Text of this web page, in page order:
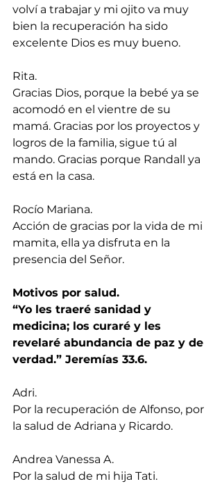
volví a trabajar y mi ojito va muy
bien la recuperación ha sido
excelente Dios es muy bueno.
Rita.
Gracias Dios, porque la bebé ya se
acomodó en el vientre de su
mamá. Gracias por los proyectos y
logros de la familia, sigue tú al
mando. Gracias porque Randall ya
está en la casa.
Rocío Mariana.
Acción de gracias por la vida de mi
mamita, ella ya disfruta en la
presencia del Señor.
Motivos por salud.
“Yo les traeré sanidad y
medicina; los curaré y les
revelaré abundancia de paz y de
verdad.” Jeremías 33.6.
Adri.
Por la recuperación de Alfonso, por
la salud de Adriana y Ricardo.
Andrea Vanessa A.
Por la salud de mi hija Tati.